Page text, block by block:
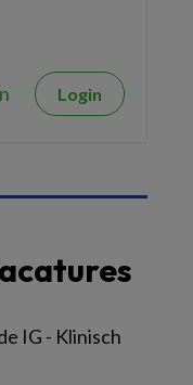
Login
IG - Klinisch